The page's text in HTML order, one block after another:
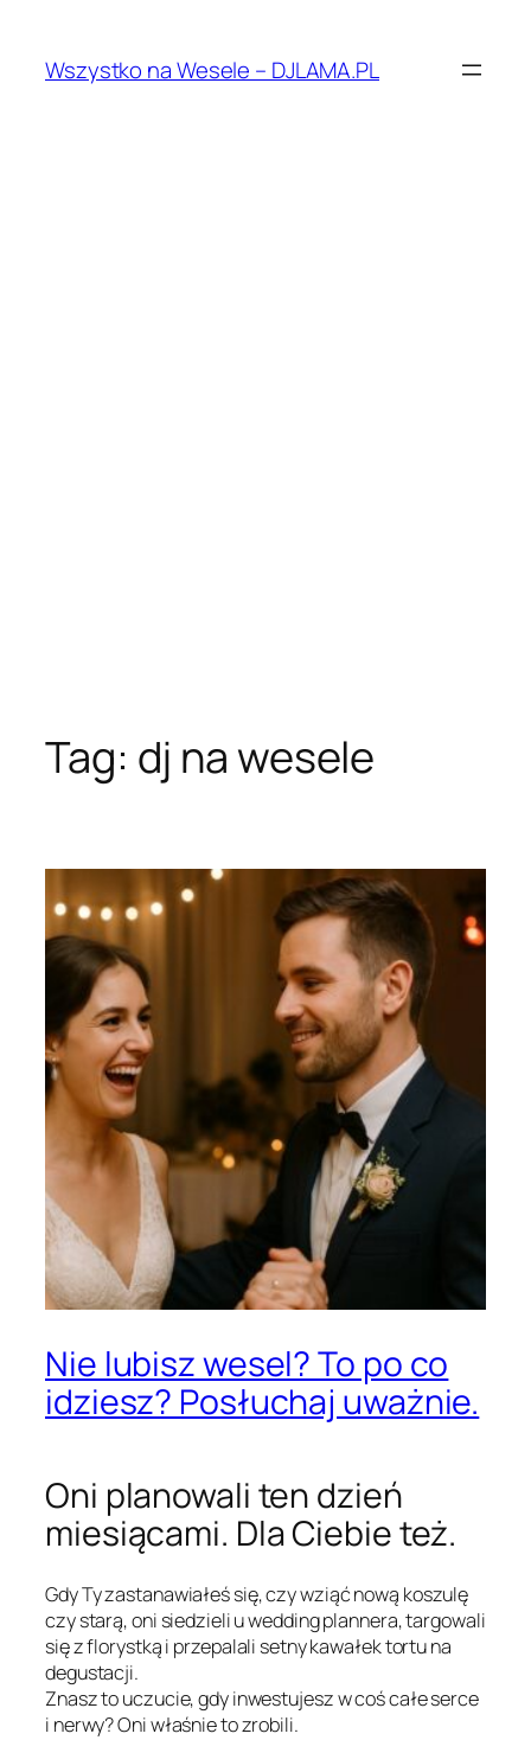
treściWszystko na Wesele – DJLAMA.PL
Tag: dj na wesele
Nie lubisz wesel? To po co
idziesz? Posłuchaj uważnie.
Oni planowali ten dzień
miesiącami. Dla Ciebie też.
Gdy Ty zastanawiałeś się, czy wziąć nową koszulę
czy starą, oni siedzieli u wedding plannera, targowali
się z florystką i przepalali setny kawałek tortu na
degustacji.
Znasz to uczucie, gdy inwestujesz w coś całe serce
i nerwy? Oni właśnie to zrobili.